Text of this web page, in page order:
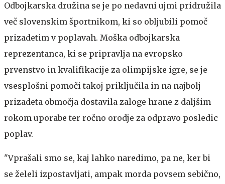
Odbojkarska družina se je po nedavni ujmi pridružila
več slovenskim športnikom, ki so obljubili pomoč
prizadetim v poplavah. Moška odbojkarska
reprezentanca, ki se pripravlja na evropsko
prvenstvo in kvalifikacije za olimpijske igre, se je
vsesplošni pomoči takoj priključila in na najbolj
prizadeta območja dostavila zaloge hrane z daljšim
rokom uporabe ter ročno orodje za odpravo posledic
poplav.
"Vprašali smo se, kaj lahko naredimo, pa ne, ker bi
se želeli izpostavljati, ampak morda povsem sebično,